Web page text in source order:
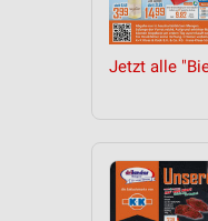
Jetzt alle
Entwicklung und
Verwendung genauer
Geräte anhand von